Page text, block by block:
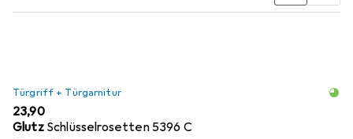
Türgriff + Türgarnitur
EUR
23,90
Glutz Schlüsselrosetten 5396 C